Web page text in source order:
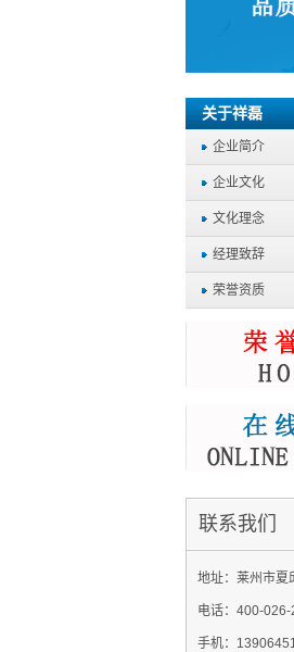
关于祥磊
企业简介
企业文化
文化理念
经理致辞
荣誉资质
联系我们
地址：莱州市夏
电话：400-026-
手机：